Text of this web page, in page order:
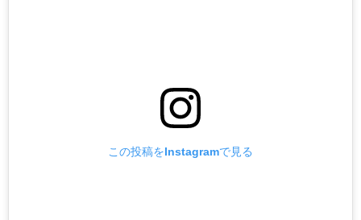
この投稿をInstagramで見る